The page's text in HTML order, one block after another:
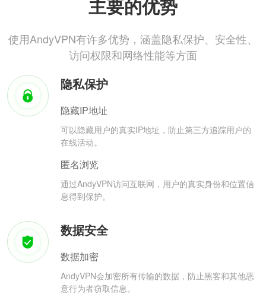
主要的优势
使用AndyVPN有许多优势，涵盖隐私保护、安全性、
访问权限和网络性能等方面
隐私保护
隐藏IP地址
可以隐藏用户的真实IP地址，防止第三方追踪用户的
在线活动。
匿名浏览
通过AndyVPN访问互联网，用户的真实身份和位置信
息得到保护。
数据安全
数据加密
AndyVPN会加密所有传输的数据，防止黑客和其他恶
意行为者窃取信息。